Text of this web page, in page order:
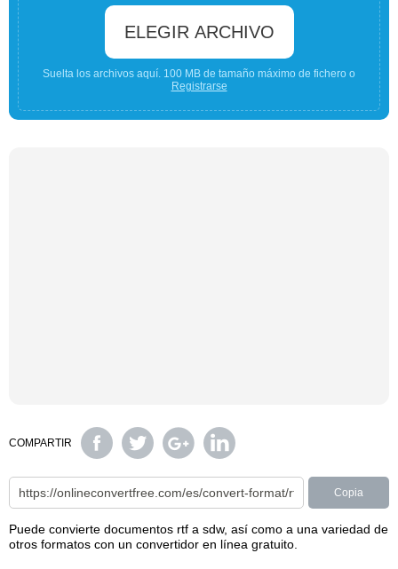
ELEGIR ARCHIVO
Suelta los archivos aquí. 100 MB de tamaño máximo de fichero o
Registrarse
COMPARTIR
Copia
Puede convierte documentos rtf a sdw, así como a una variedad de
otros formatos con un convertidor en línea gratuito.